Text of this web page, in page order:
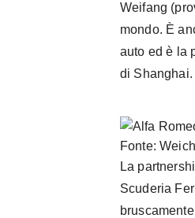
Weifang
mondo. È
auto ed è la
di Shanghai.
Fonte:
La
Scuderia